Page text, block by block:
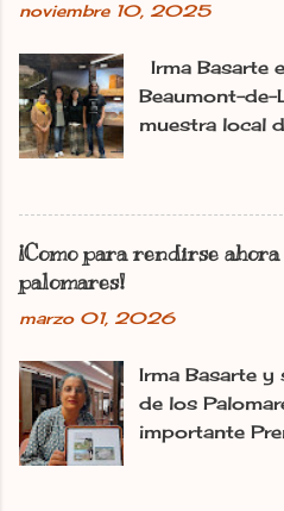
c
m
e
n
t
a
noviembre 10, 2025
Irma Basarte
Beaumont-
muestra local
izquierda)
colaboradoras
Gaitero León
Actualizado:
Pirineos La
plantado en
de León. «Les
de León» es el
la Maison
¡Como para rendirse
palomares!
marzo 01, 2026
Irma Basarte
de los
importante
Mediterrània.